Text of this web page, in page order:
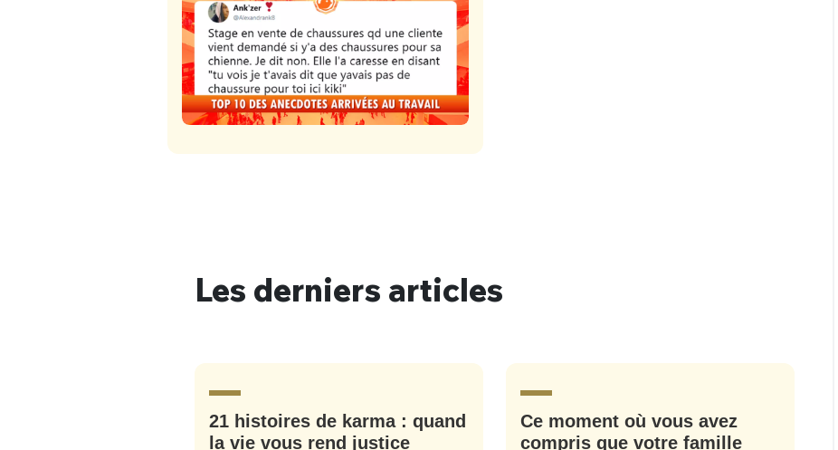
Les derniers articles
21 histoires de karma : quand
la vie vous rend justice
Ce moment où vous avez
compris que votre famille
PSEUDO* PSEUDO
VOTRE PARTICIPATION